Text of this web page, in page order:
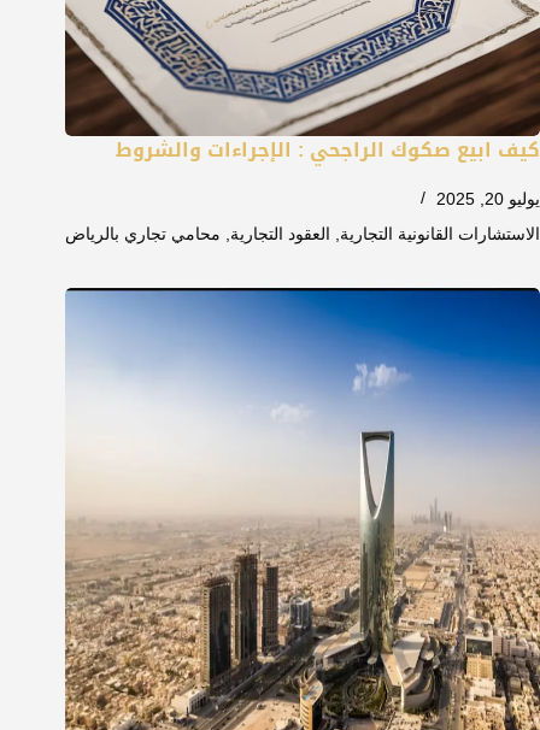
كيف ابيع صكوك الراجحي : الإجراءات والشروط
يوليو 20, 2025
الاستشارات القانونية التجارية, العقود التجارية, محامي تجاري بالرياض